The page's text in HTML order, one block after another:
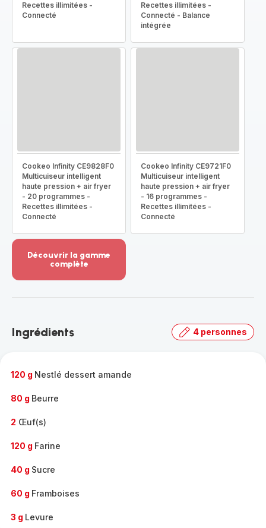
Recettes illimitées -
Connecté
Recettes illimitées -
Connecté - Balance
intégrée
Cookeo Infinity CE9828F0
Multicuiseur intelligent
haute pression + air fryer
- 20 programmes -
Recettes illimitées -
Connecté
Cookeo Infinity CE9721F0
Multicuiseur intelligent
haute pression + air fryer
- 16 programmes -
Recettes illimitées -
Connecté
Découvrir la gamme
complète
-
gamme
Ingrédients 4 personnes
120 g Nestlé dessert amande
80 g Beurre
2 Œuf(s)
120 g Farine
40 g Sucre
60 g Framboises
3 g Levure